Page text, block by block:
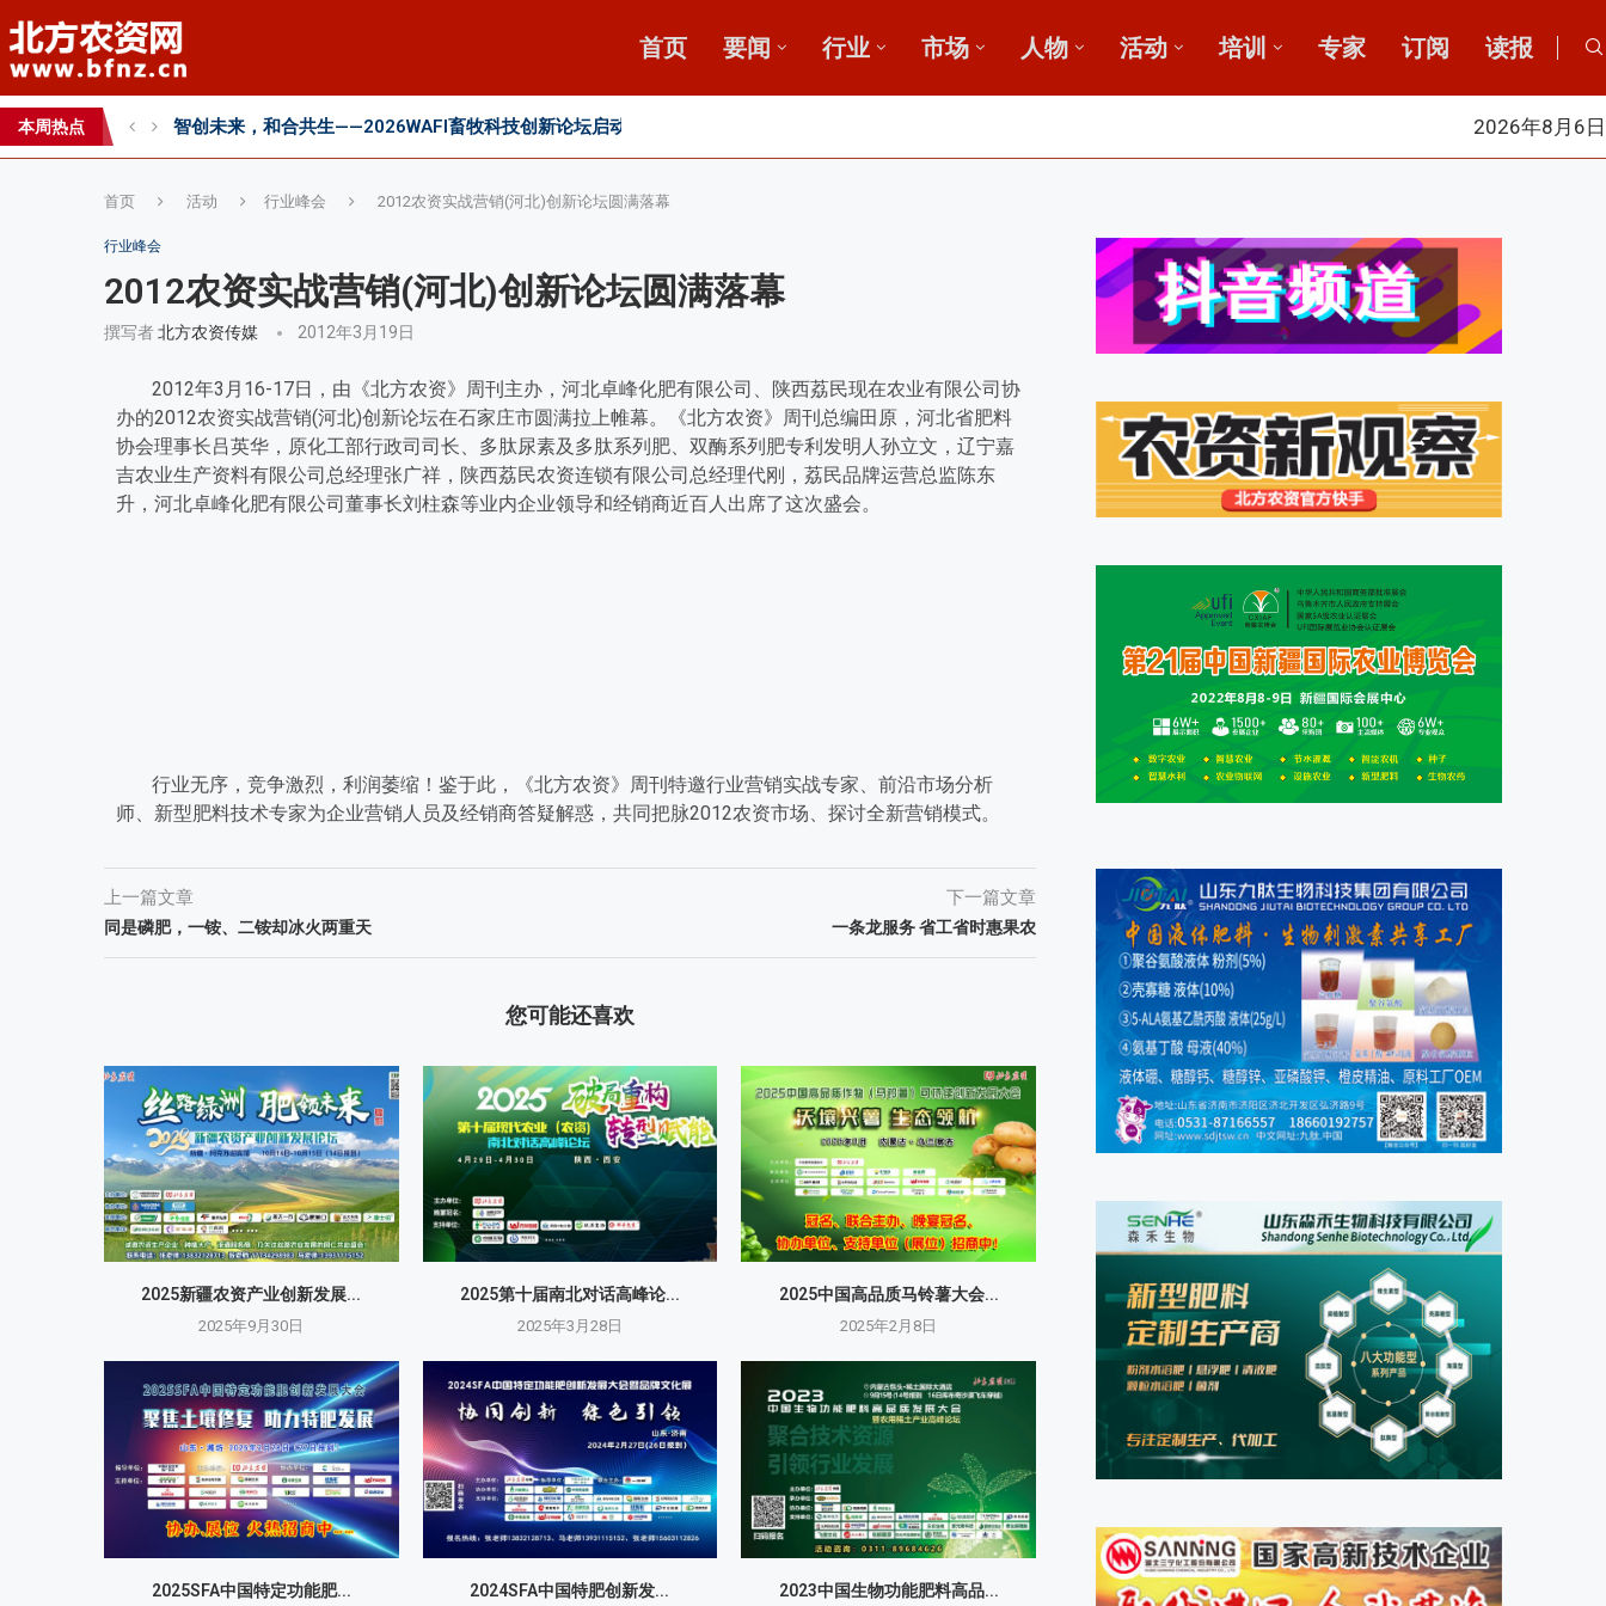
首页 要闻 行业 市场 人物 活动 培训 专家 订阅 读报
本周热点
2026第七届中国(国际)智慧农业应用与创新发展高峰论坛
2026 SFA功能性特肥创新发展大会成功举办
2026年8月6日
首页 活动 行业峰会 2012农资实战营销(河北)创新论坛圆满落幕
行业峰会
2012农资实战营销(河北)创新论坛圆满落幕
撰写者北方农资传媒 2012年3月19日
2012年3月16-17日，由《北方农资》周刊主办，河北卓峰化肥有限公司、陕西荔民现在农业有限公司协
办的2012农资实战营销(河北)创新论坛在石家庄市圆满拉上帷幕。《北方农资》周刊总编田原，河北省肥料
协会理事长吕英华，原化工部行政司司长、多肽尿素及多肽系列肥、双酶系列肥专利发明人孙立文，辽宁嘉
吉农业生产资料有限公司总经理张广祥，陕西荔民农资连锁有限公司总经理代刚，荔民品牌运营总监陈东
升，河北卓峰化肥有限公司董事长刘柱森等业内企业领导和经销商近百人出席了这次盛会。
行业无序，竞争激烈，利润萎缩！鉴于此，《北方农资》周刊特邀行业营销实战专家、前沿市场分析
师、新型肥料技术专家为企业营销人员及经销商答疑解惑，共同把脉2012农资市场、探讨全新营销模式。
上一篇文章
同是磷肥，一铵、二铵却冰火两重天
下一篇文章
一条龙服务 省工省时惠果农
您可能还喜欢
2025新疆农资产业创新发展...
2025年9月30日
2025第十届南北对话高峰论...
2025年3月28日
2025中国高品质马铃薯大会...
2025年2月8日
2025SFA中国特定功能肥... 2024SFA中国特肥创新发... 2023中国生物功能肥料高品...